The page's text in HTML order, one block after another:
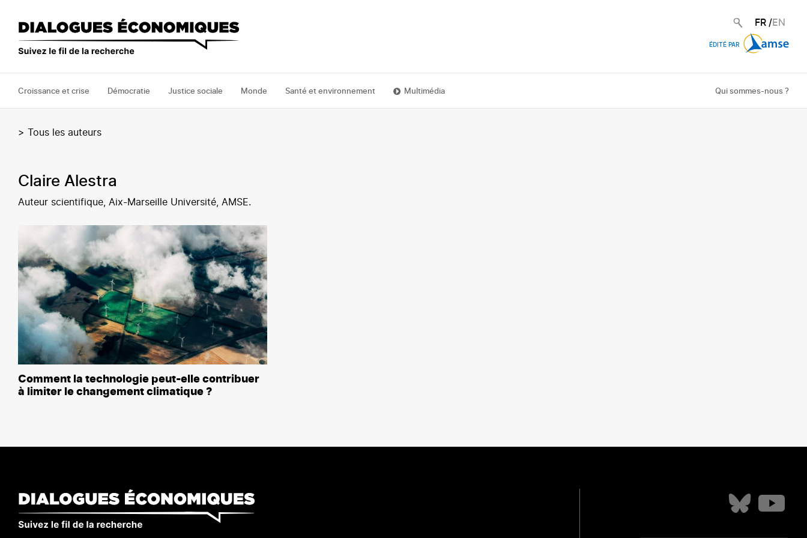
contenu
principal
FR /EN
ÉDITÉ PAR
Croissance et crise Démocratie Justice sociale Monde Santé et environnement Multimédia Qui sommes-nous ?
> Tous les auteurs
Claire Alestra
Auteur scientifique, Aix-Marseille Université, AMSE.
Comment la technologie peut-elle contribuer
à limiter le changement climatique ?